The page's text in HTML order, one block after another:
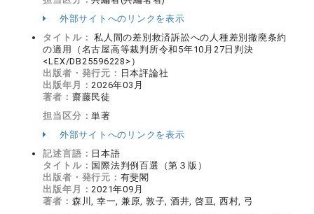
外部サイトへのリンクを表示
タイトル： 私人間の差別救済訴訟への人種差別撤廃条約
の適用（名古屋高等裁判所令和5年10月27日判決
<LEX/DB25596228>）
出版者・発行元： 日本評論社
出版年月：2026年03月
著者： 齋藤民徒
担当区分：単著
外部サイトへのリンクを表示
記述言語： 日本語
タイトル： 国際法判例百選（第３版）
出版者・発行元： 有斐閣
出版年月：2021年09月
著者： 森川, 幸一, 兼原, 敦子, 酒井, 啓亘, 西村, 弓